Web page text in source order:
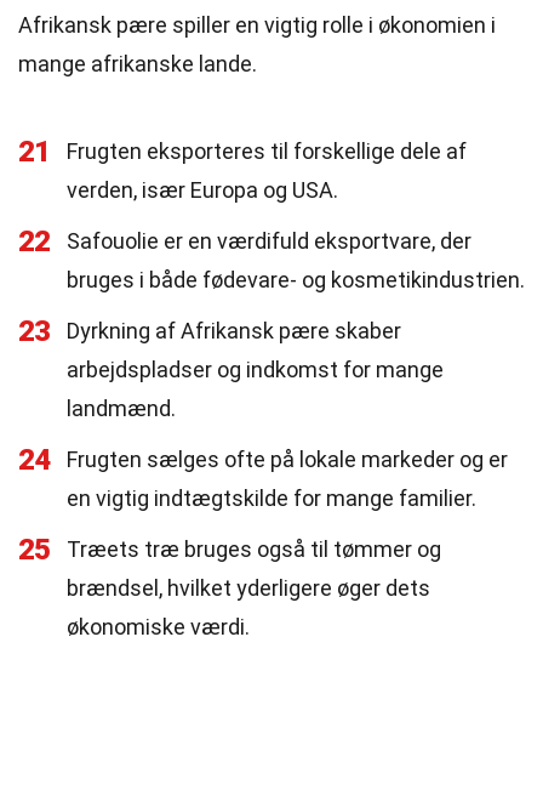
Afrikansk pære spiller en vigtig rolle i økonomien i
mange afrikanske lande.
21
Frugten eksporteres til forskellige dele af
verden, især Europa og USA.
22
Safouolie er en værdifuld eksportvare, der
bruges i både fødevare- og kosmetikindustrien.
23
Dyrkning af Afrikansk pære skaber
arbejdspladser og indkomst for mange
landmænd.
24
Frugten sælges ofte på lokale markeder og er
en vigtig indtægtskilde for mange familier.
25
Træets træ bruges også til tømmer og
brændsel, hvilket yderligere øger dets
økonomiske værdi.